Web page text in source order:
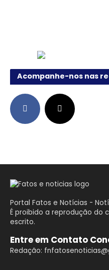
Acompanhe-nos nas
Portal Fatos e Notícias -
É proibido a reprodução do
escrito.
Entre em Contato
Redação: